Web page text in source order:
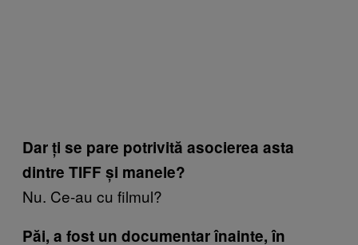
Dar ți se pare potrivită asocierea asta
dintre TIFF și manele?
Nu. Ce-au cu filmul?
Păi, a fost un documentar înainte, în